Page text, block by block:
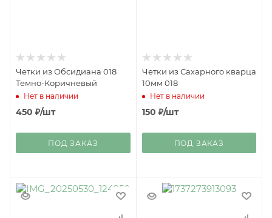
Четки из Обсидиана 018
Темно-Коричневый
Нет в наличии
450 ₽/шт
ПОД ЗАКАЗ
Четки из Сахарного кварца
10мм 018
Нет в наличии
150 ₽/шт
ПОД ЗАКАЗ